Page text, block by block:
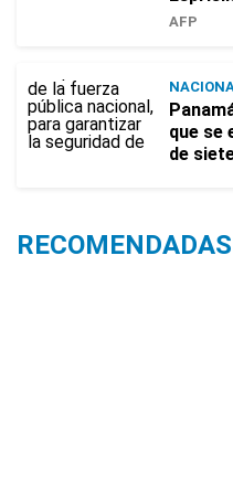
AFP
que se
de
RECOMENDADAS